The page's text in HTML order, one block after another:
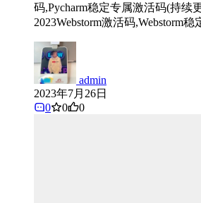
码,Pycharm稳定专属激活码(持续
2023Webstorm激活码,Webstorm
admin
2023年7月26日
0
0 0